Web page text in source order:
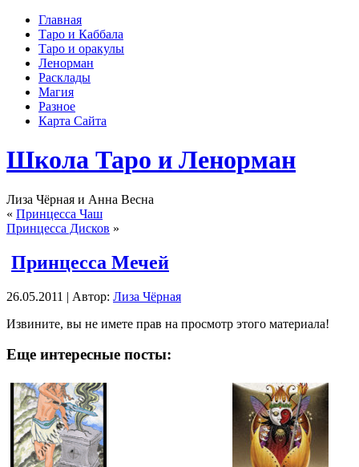
Главная
Таро и Каббала
Таро и оракулы
Ленорман
Расклады
Магия
Разное
Карта Сайта
Школа Таро и Ленорман
Лиза Чёрная и Анна Весна
« Принцесса Чаш
Принцесса Дисков »
Принцесса Мечей
26.05.2011 | Автор: Лиза Чёрная
Извините, вы не имете прав на просмотр этого материала!
Еще интересные посты: